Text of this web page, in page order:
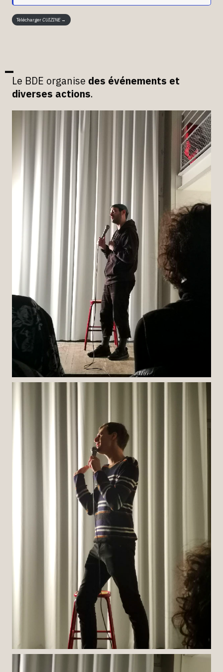
TéléchargerCUIZINE→
Le BDE organise des événements et
diverses actions.